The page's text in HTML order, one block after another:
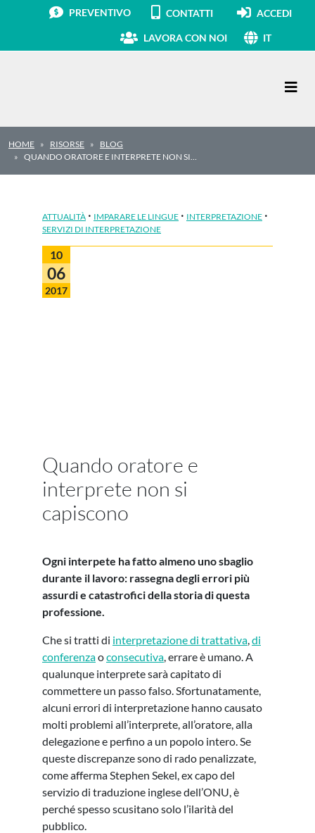
PREVENTIVO CONTATTI ACCEDI
LAVORA CON NOI IT
HOME RISORSE
BLOG
QUANDO ORATORE E INTERPRETE NON SI…
ATTUALITÀ · IMPARARE LE LINGUE · INTERPRETAZIONE ·
SERVIZI DI INTERPRETAZIONE
10
06
2017
Quando oratore e
interprete non si
capiscono
Ogni interpete ha fatto almeno uno sbaglio
durante il lavoro: rassegna degli errori più
assurdi e catastrofici della storia di questa
professione.
Che si tratti di interpretazione di trattativa,di
conferenzaoconsecutiva, errare è umano. A
qualunque interprete sarà capitato di
commettere un passo falso. Sfortunatamente,
alcuni errori di interpretazione hanno causato
molti problemi all’interprete, all’oratore, alla
delegazione e perfino a un popolo intero. Se
queste discrepanze sono di rado penalizzate,
come afferma Stephen Sekel, ex capo del
servizio di traduzione inglese dell’ONU, è
perché spesso scusitano solo l’ilarità del
pubblico.